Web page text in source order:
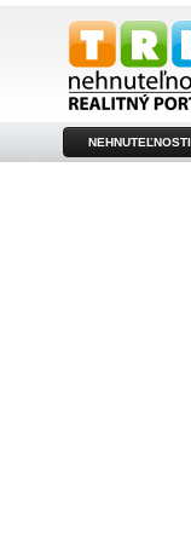
NEHNUTEĽNOSTI